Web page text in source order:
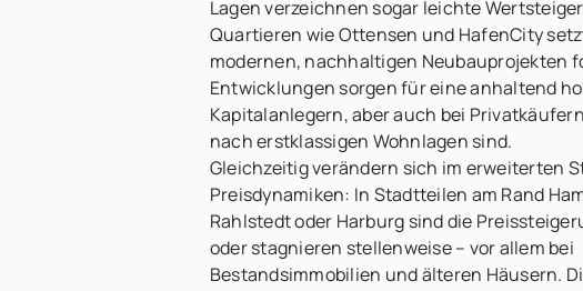
Lagen verzeichnen sogar leichte
Quartieren wie Ottensen und HafenCity
modernen, nachhaltigen Neubauprojekten
Entwicklungen sorgen für eine anhaltend
Kapitalanlegern, aber auch bei
nach erstklassigen Wohnlagen sind.
Gleichzeitig verändern sich im erweiterten
Preisdynamiken: In Stadtteilen am Rand
Rahlstedt oder Harburg sind die
oder stagnieren stellenweise – vor allem bei
Bestandsimmobilien und älteren Häusern.